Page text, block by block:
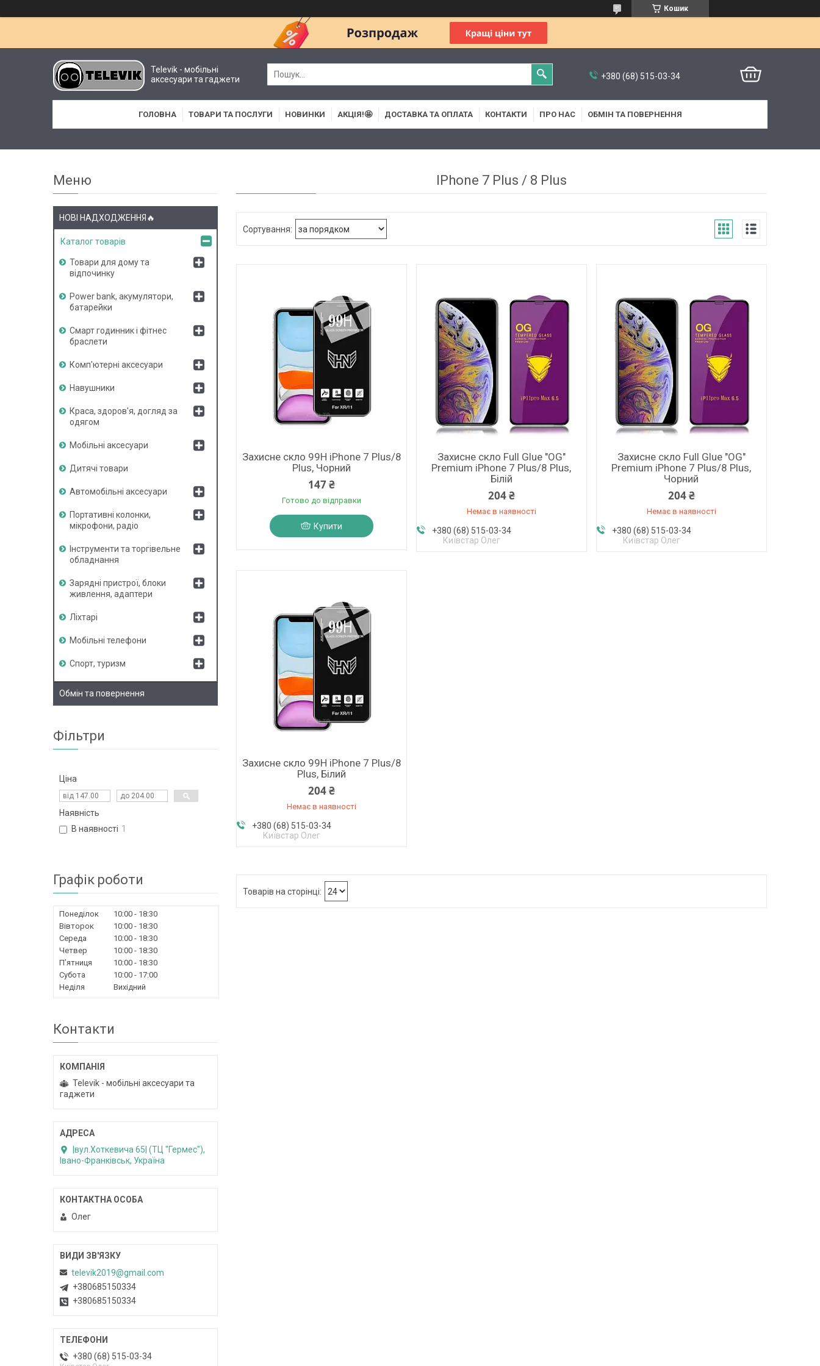
Кошик
Televik - мобільні
аксесуари та гаджети
+380 (68) 515-03-34
ГОЛОВНА ТОВАРИ ТА ПОСЛУГИ НОВИНКИ АКЦІЯ!🤩 ДОСТАВКА ТА ОПЛАТА КОНТАКТИ ПРО НАС ОБМІН ТА ПОВЕРНЕННЯ
IPhone 7 Plus / 8 Plus
Захисне скло 99H iPhone 7 Plus/8
Plus, Чорний
147 ₴
Готово до відправки
Купити
Захисне скло Full Glue "OG"
Premium iPhone 7 Plus/8 Plus,
Білій
204 ₴
Немає в наявності
+380 (68) 515-03-34
Київстар Олег
Захисне скло Full Glue "OG"
Premium iPhone 7 Plus/8 Plus,
Чорний
204 ₴
Немає в наявності
+380 (68) 515-03-34
Київстар Олег
Захисне скло 99H iPhone 7 Plus/8
Plus, Білий
204 ₴
Немає в наявності
+380 (68) 515-03-34
Київстар Олег
НОВІ НАДХОДЖЕННЯ🔥
Каталог товарів
Товари для дому та
відпочинку
Power bank, акумулятори,
батарейки
Смарт годинник і фітнес
браслети
Комп'ютерні аксесуари
Навушники
Краса, здоров'я, догляд за
одягом
Мобільні аксесуари
Дитячі товари
Автомобільні аксесуари
Портативні колонки,
мікрофони, радіо
Інструменти та торгівельне
обладнання
Зарядні пристрої, блоки
живлення, адаптери
Ліхтарі
Мобільні телефони
Спорт, туризм
Обмін та повернення
Фільтри
Ціна
Наявність
В наявності 1
Графік роботи
Понеділок 10:00
18:30
Вівторок
10:00
18:30
Середа
10:00
18:30
Четвер
10:00
18:30
Пʼятниця
10:00
18:30
Субота
10:00
17:00
Неділя
Вихідний
Контакти
Televik - мобільні аксесуари та
гаджети
|вул.Хоткевича 65| (ТЦ "Гермес"),
Івано-Франківськ, Україна
Олег
televik2019@gmail.com
+380685150334
+380685150334
+380 (68) 515-03-34